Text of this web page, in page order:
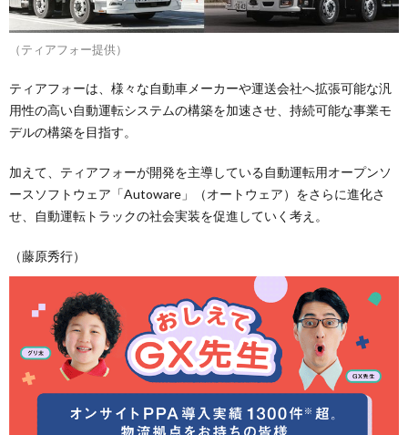
（ティアフォー提供）
ティアフォーは、様々な自動車メーカーや運送会社へ拡張可能な汎
用性の高い自動運転システムの構築を加速させ、持続可能な事業モ
デルの構築を目指す。
加えて、ティアフォーが開発を主導している自動運転用オープンソ
ースソフトウェア「Autoware」（オートウェア）をさらに進化さ
せ、自動運転トラックの社会実装を促進していく考え。
（藤原秀行）